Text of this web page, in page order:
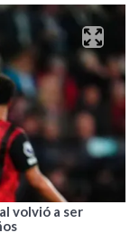
volvió a ser